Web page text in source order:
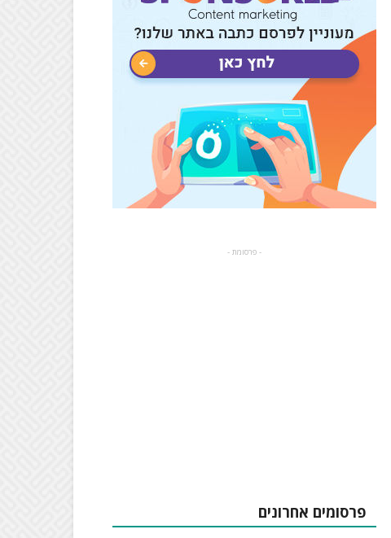
- פרסומת -
פרסומים אחרונים